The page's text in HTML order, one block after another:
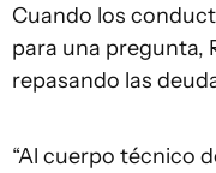
Cuando los
para una pregunta,
repasando las
“Al cuerpo técnico